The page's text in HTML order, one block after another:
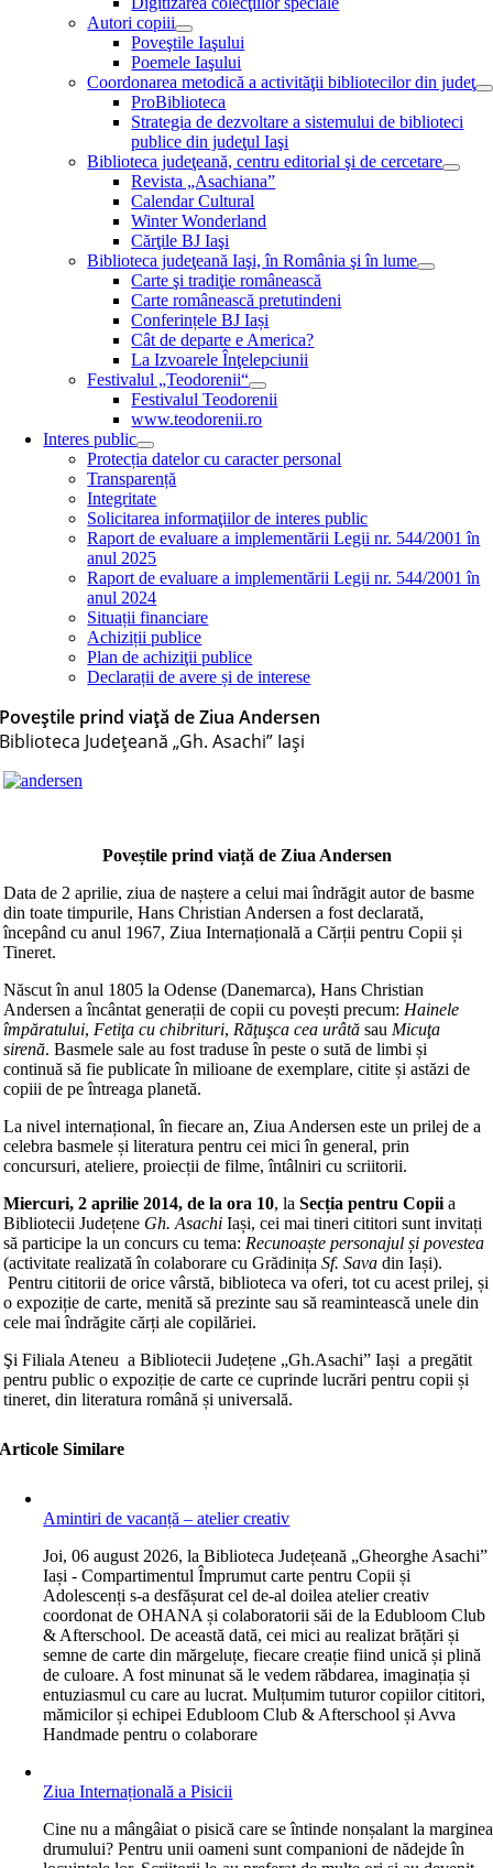
Autori copiii
Poveştile Iaşului
Poemele Iaşului
Coordonarea metodică a activităţii bibliotecilor din judeţ
ProBiblioteca
Strategia de dezvoltare a sistemului de biblioteci
publice din judeţul Iaşi
Biblioteca judeţeană, centru editorial şi de cercetare
Revista „Asachiana”
Calendar Cultural
Winter Wonderland
Cărţile BJ Iaşi
Biblioteca judeţeană Iaşi, în România şi în lume
Carte şi tradiţie românească
Carte românească pretutindeni
Conferințele BJ Iași
Cât de departe e America?
La Izvoarele Înţelepciunii
Festivalul „Teodorenii“
Festivalul Teodorenii
www.teodorenii.ro
Interes public
Protecția datelor cu caracter personal
Transparență
Integritate
Solicitarea informaţiilor de interes public
Raport de evaluare a implementării Legii nr. 544/2001 în
anul 2025
Raport de evaluare a implementării Legii nr. 544/2001 în
anul 2024
Situații financiare
Achiziții publice
Plan de achiziţii publice
Declarații de avere și de interese
Poveștile prind viață de Ziua Andersen
Biblioteca Judeţeană „Gh. Asachi” Iaşi
Poveștile prind viață de Ziua Andersen
Data de 2 aprilie, ziua de naștere a celui mai îndrăgit autor de basme
din toate timpurile, Hans Christian Andersen a fost declarată,
începând cu anul 1967, Ziua Internațională a Cărții pentru Copii și
Tineret.
Născut în anul 1805 la Odense (Danemarca), Hans Christian
Andersen a încântat generații de copii cu povești precum: Hainele
împăratului, Fetiţa cu chibrituri, Răţuşca cea urâtă sau Micuţa
sirenă. Basmele sale au fost traduse în peste o sută de limbi și
continuă să fie publicate în milioane de exemplare, citite și astăzi de
copiii de pe întreaga planetă.
La nivel internațional, în fiecare an, Ziua Andersen este un prilej de a
celebra basmele și literatura pentru cei mici în general, prin
concursuri, ateliere, proiecții de filme, întâlniri cu scriitorii.
Miercuri, 2 aprilie 2014, de la ora 10, la Secția pentru Copii a
Bibliotecii Județene Gh. Asachi Iași, cei mai tineri cititori sunt invitați
să participe la un concurs cu tema: Recunoaște personajul și povestea
(activitate realizată în colaborare cu Grădinița Sf. Sava din Iași).
Pentru cititorii de orice vârstă, biblioteca va oferi, tot cu acest prilej, și
o expoziție de carte, menită să prezinte sau să reamintească unele din
cele mai îndrăgite cărți ale copilăriei.
Şi Filiala Ateneu a Bibliotecii Județene „Gh.Asachi” Iași a pregătit
pentru public o expoziție de carte ce cuprinde lucrări pentru copii și
tineret, din literatura română și universală.
Articole Similare
Amintiri de vacanță – atelier creativ
Joi, 06 august 2026, la Biblioteca Județeană „Gheorghe Asachi”
Iași - Compartimentul Împrumut carte pentru Copii și
Adolescenți s-a desfășurat cel de-al doilea atelier creativ
coordonat de OHANA și colaboratorii săi de la Edubloom Club
& Afterschool. De această dată, cei mici au realizat brățări și
semne de carte din mărgeluțe, fiecare creație fiind unică și plină
de culoare. A fost minunat să le vedem răbdarea, imaginația și
entuziasmul cu care au lucrat. Mulțumim tuturor copiilor cititori,
mămicilor și echipei Edubloom Club & Afterschool și Avva
Handmade pentru o colaborare
Ziua Internațională a Pisicii
Cine nu a mângâiat o pisică care se întinde nonșalant la marginea
drumului? Pentru unii oameni sunt companioni de nădejde în